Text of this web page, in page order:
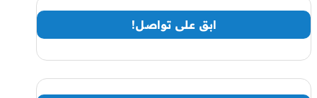
ابق على تواصل!